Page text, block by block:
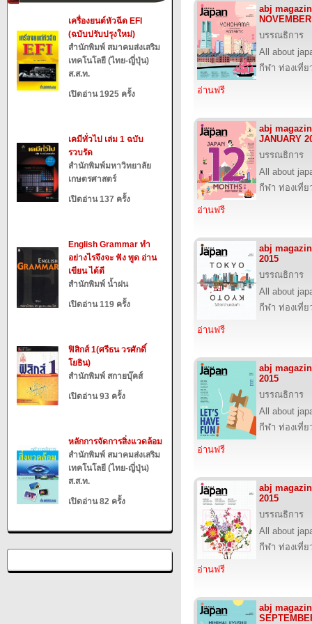
เครื่องยนต์หัวฉีด EFI
(ฉบับปรับปรุงใหม่)
สำนักพิมพ์ สมาคมส่งเสริม
เทคโนโลยี (ไทย-ญี่ปุ่น)
ส.ส.ท.
เปิดอ่าน 1925 ครั้ง
เคมีทั่วไป เล่ม 1 ฉบับ
รวบรัด
สำนักพิมพ์มหาวิทยาลัย
เกษตรศาสตร์
เปิดอ่าน 137 ครั้ง
English Grammar ทำ
อย่างไรจึงจะ ฟัง พูด อ่าน
เขียน ได้ดี
สำนักพิมพ์ น้ำฝน
เปิดอ่าน 119 ครั้ง
ฟิสิกส์ 1(ศรีธน วรศักดิ์
โยธิน)
สำนักพิมพ์ สกายบุ๊คส์
เปิดอ่าน 93 ครั้ง
หลักการจัดการสิ่งแวดล้อม
สำนักพิมพ์ สมาคมส่งเสริม
เทคโนโลยี (ไทย-ญี่ปุ่น)
ส.ส.ท.
เปิดอ่าน 82 ครั้ง
abj
บรรณธิการ
All about
กีฬา ท่องเที่
อ่านฟรี
abj
JANUARY
บรรณธิการ
All about
กีฬา ท่องเที่
อ่านฟรี
abj
2015
บรรณธิการ
All about
กีฬา ท่องเที่
อ่านฟรี
abj
2015
บรรณธิการ
All about
กีฬา ท่องเที่
อ่านฟรี
abj
2015
บรรณธิการ
All about
กีฬา ท่องเที่
อ่านฟรี
abj